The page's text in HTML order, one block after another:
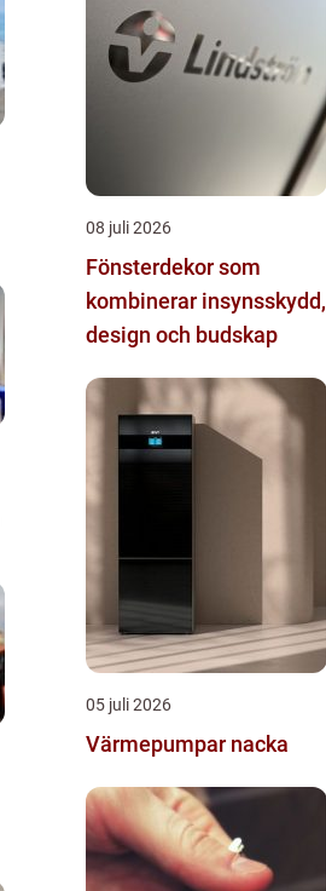
08 juli 2026
Fönsterdekor som
kombinerar insynsskydd,
design och budskap
05 juli 2026
Värmepumpar nacka